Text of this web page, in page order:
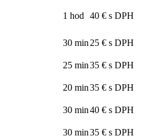
1 hod 40 € s DPH
30 min 25 € s DPH
25 min35 € s DPH
20 min35 € s DPH
30 min40 € s DPH
30 min35 € s DPH